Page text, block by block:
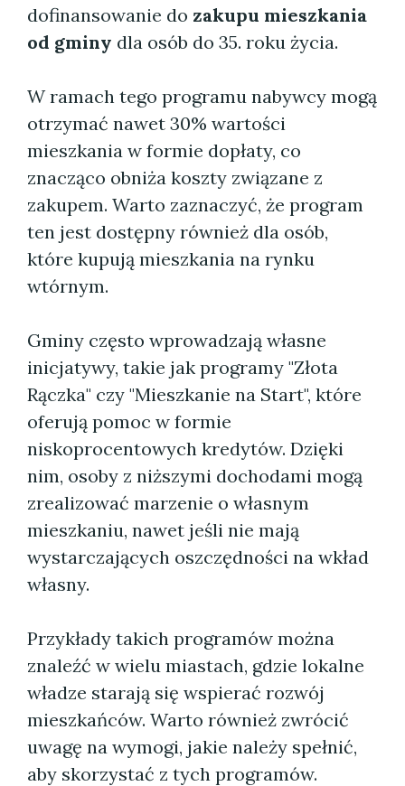
dofinansowanie do zakupu mieszkania
od gminy dla osób do 35. roku życia.
W ramach tego programu nabywcy mogą
otrzymać nawet 30% wartości
mieszkania w formie dopłaty, co
znacząco obniża koszty związane z
zakupem. Warto zaznaczyć, że program
ten jest dostępny również dla osób,
które kupują mieszkania na rynku
wtórnym.
Gminy często wprowadzają własne
inicjatywy, takie jak programy "Złota
Rączka" czy "Mieszkanie na Start", które
oferują pomoc w formie
niskoprocentowych kredytów. Dzięki
nim, osoby z niższymi dochodami mogą
zrealizować marzenie o własnym
mieszkaniu, nawet jeśli nie mają
wystarczających oszczędności na wkład
własny.
Przykłady takich programów można
znaleźć w wielu miastach, gdzie lokalne
władze starają się wspierać rozwój
mieszkańców. Warto również zwrócić
uwagę na wymogi, jakie należy spełnić,
aby skorzystać z tych programów.